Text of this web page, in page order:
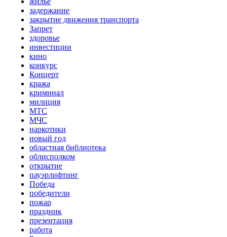
задержание
закрытие движения транспорта
Запрет
здоровье
инвестиции
кино
конкурс
Концерт
кража
криминал
милиция
МТС
МЧС
наркотики
новый год
областная библиотека
облисполком
открытие
пауэрлифтинг
Победа
победители
пожар
праздник
презентация
работа